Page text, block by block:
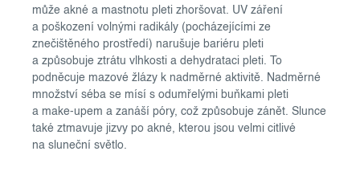
může akné a mastnotu pleti zhoršovat. UV záření
a poškození volnými radikály (pocházejícími ze
znečištěného prostředí) narušuje bariéru pleti
a způsobuje ztrátu vlhkosti a dehydrataci pleti. To
podněcuje mazové žlázy k nadměrné aktivitě. Nadměrné
množství séba se mísí s odumřelými buňkami pleti
a make-upem a zanáší póry, což způsobuje zánět. Slunce
také ztmavuje jizvy po akné, kterou jsou velmi citlivé
na sluneční světlo.